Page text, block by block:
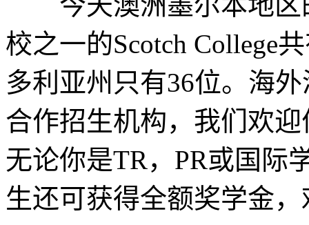
校之一的Scotch College
多利亚州只有36位。海
合作招生机构，我们欢
无论你是TR，PR或国际
生还可获得全额奖学金